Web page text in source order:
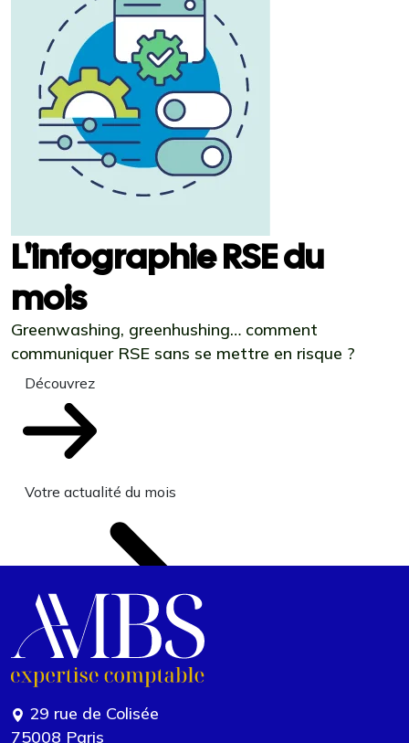
L'infographie RSE du
mois
Greenwashing, greenhushing… comment
communiquer RSE sans se mettre en risque ?
Découvrez
Votre actualité du mois
29 rue de Colisée
75008 Paris